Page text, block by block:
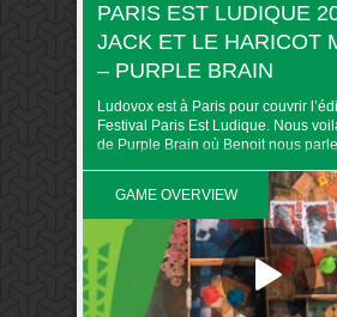
PARIS EST LUDIQUE
JACK ET LE HARICOT
– PURPLE BRAIN
Ludovox est à Paris pour couvrir
Festival Paris Est Ludique. Nous
de Purple Brain où Benoit nous
GAME OVERVIEW